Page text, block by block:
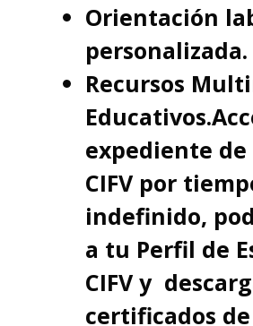
Orientación
personalizada.
Recursos
expediente
CIFV por
indefinido,
a tu Perfil de
CIFV y
certificados